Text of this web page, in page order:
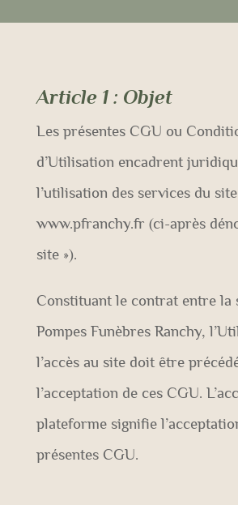
Article 1: Objet
Les présentes CGU ou
d’Utilisation encadrent
l’utilisation des services du site
www.pfranchy.fr (ci-après
site »).
Constituant le contrat entre la
Pompes Funèbres Ranchy,
l’accès au site doit être
l’acceptation de ces CGU.
plateforme signifie
présentes CGU.